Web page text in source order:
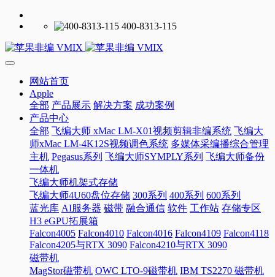
400-8313-115
网站首页
Apple
全部 产品展示 解决方案 成功案例
产品中心
全部 飞编大师 xMac LM-X01视频剪辑非编系统 飞编大
师xMac LM-4K12S视频调色系统 多媒体采编播综合管理
主机 Pegasus系列 飞编大师SYMPLY系列 飞编大师备份
一体机
飞编大师机架式存储
飞编大师4U60盘位存储 300系列 400系列 600系列
蓝光库 AI服务器 磁带 融合通信 软件 工作站 存储专区
H3 eGPU拓展箱
Falcon4005 Falcon4010 Falcon4016 Falcon4109 Falcon4118
Falcon4205与RTX 3090 Falcon4210与RTX 3090
磁带机
MagStor磁带机 OWC LTO-9磁带机 IBM TS2270 磁带机